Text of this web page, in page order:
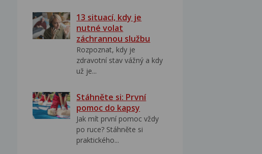
13 situací, kdy je
nutné volat
záchrannou službu
Rozpoznat, kdy je
zdravotní stav vážný a kdy
už je...
Stáhněte si: První
pomoc do kapsy
Jak mít první pomoc vždy
po ruce? Stáhněte si
praktického...